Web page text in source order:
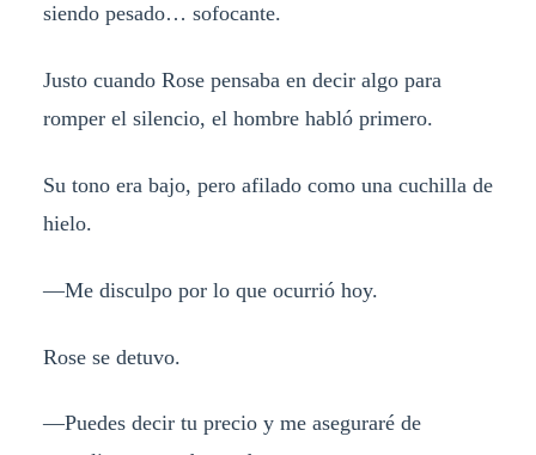
siendo pesado… sofocante.
Justo cuando Rose pensaba en decir algo para
romper el silencio, el hombre habló primero.
Su tono era bajo, pero afilado como una cuchilla de
hielo.
—Me disculpo por lo que ocurrió hoy.
Rose se detuvo.
—Puedes decir tu precio y me aseguraré de